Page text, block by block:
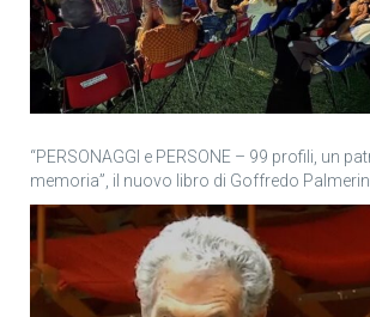
“PERSONAGGI e PERSONE – 99 profili, un
memoria”, il nuovo libro di Goffredo